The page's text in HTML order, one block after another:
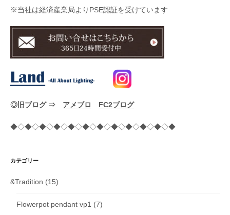
※当社は経済産業局よりPSE認証を受けています
◎旧ブログ ⇒ アメブロ FC2ブログ
◆◇◆◇◆◇◆◇◆◇◆◇◆◇◆◇◆◇◆◇◆◇◆
カテゴリー
&Tradition (15)
Flowerpot pendant vp1 (7)